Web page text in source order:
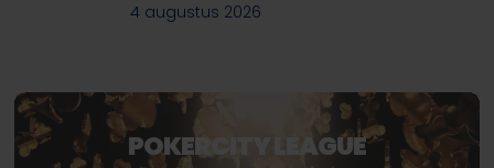
4 augustus 2026
POKERCITY LEAGUE